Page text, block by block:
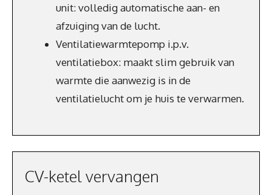
unit: volledig automatische aan- en
afzuiging van de lucht.
Ventilatiewarmtepomp i.p.v.
ventilatiebox: maakt slim gebruik van
warmte die aanwezig is in de
ventilatielucht om je huis te verwarmen.
CV-ketel vervangen